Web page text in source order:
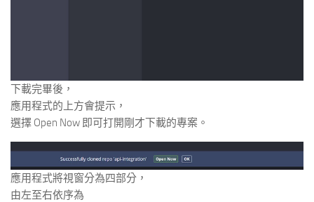
下載完畢後，
應用程式的上方會提示，
選擇 Open Now 即可打開剛才下載的專案。
應用程式將視窗分為四部分，
由左至右依序為